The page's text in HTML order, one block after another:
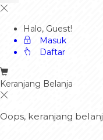
Halo, Guest!
Masuk
Daftar
Keranjang Belanja
Oops, keranjang